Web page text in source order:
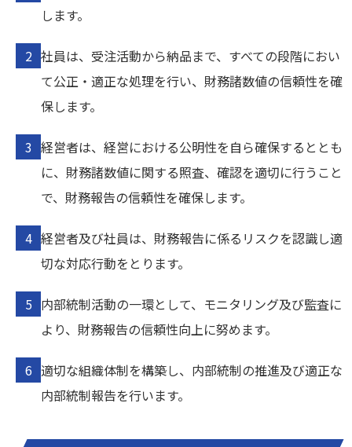
します。
社員は、受注活動から納品まで、すべての段階におい
て公正・適正な処理を行い、財務諸数値の信頼性を確
保します。
経営者は、経営における公明性を自ら確保するととも
に、財務諸数値に関する照査、確認を適切に行うこと
で、財務報告の信頼性を確保します。
経営者及び社員は、財務報告に係るリスクを認識し適
切な対応行動をとります。
内部統制活動の一環として、モニタリング及び監査に
より、財務報告の信頼性向上に努めます。
適切な組織体制を構築し、内部統制の推進及び適正な
内部統制報告を行います。